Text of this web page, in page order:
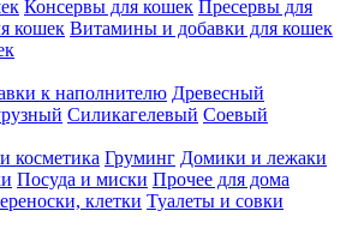
Консервы для кошек Пресервы для
кошек Витамины и добавки для кошек
к наполнителю Древесный
Силикагелевый Соевый
косметика Груминг Домики и лежаки
Посуда и миски Прочее для дома
клетки Туалеты и совки